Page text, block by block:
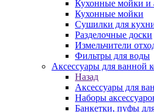
Кухонные мойки и
Кухонные мойки
Сушилки для
Разделочные доски
Измельчители
Фильтры для воды
Аксессуары для ванной
Назад
Аксессуары для
Наборы
Банкетки, пуфы